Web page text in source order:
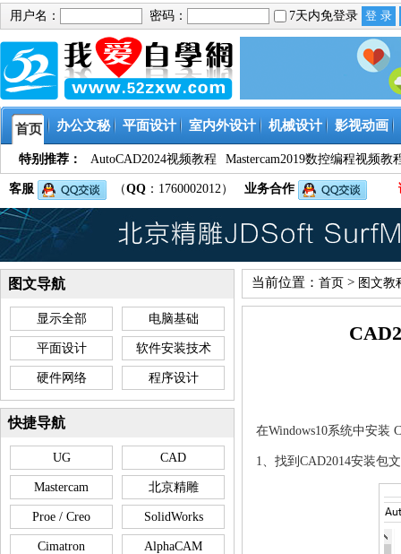
用户名： 密码： 7天内免登录
首页 办公文秘 平面设计 室内外设计 机械设计 影视动画
特别推荐： AutoCAD2024视频教程 Mastercam2019数控编程视频教
客服 （QQ ：1760002012） 业务合作
图文导航
显示全部 电脑基础
平面设计 软件安装技术
硬件网络 程序设计
快捷导航
UG CAD
Mastercam 北京精雕
Proe / Creo SolidWorks
Cimatron AlphaCAM
当前位置： 首页 > 图文教
在Windows10系统中安装
1、 找到CAD2014安装包